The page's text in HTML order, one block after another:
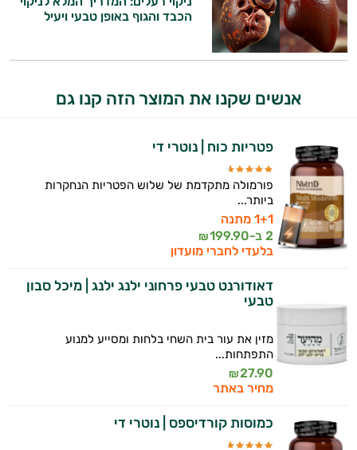
הכבד והגוף באופן טבעי ויעיל
אנשים שקנו את המוצר הזה קנו גם
פטריות כוח | נוטרי די
פורמולה מתקדמת של שלוש הפטריות הנחקרות
ביותר...
1+1 מתנה
2 ב-
199.90
₪
בלעדי לחברי מועדון
דאודורנט טבעי פרחוני ילנג ילנג | מיכל סבון
טבעי
מזין את עור בית השחי בלחות ומסייע למנוע
התפתחות...
27.90
₪
מחיר באתר
כמוסות קורדיספס | נוטרי די
זה הזמן להתחיל. איך אוכל לעזור?